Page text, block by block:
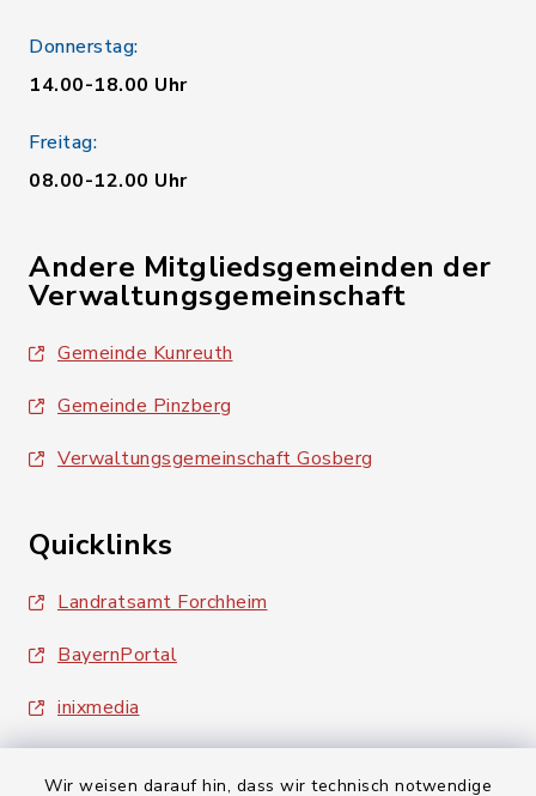
Wir weisen darauf hin, dass wir technisch notwendige
Donnerstag:
14.00-18.00 Uhr
Freitag:
08.00-12.00 Uhr
Andere Mitgliedsgemeinden der
Verwaltungsgemeinschaft
Gemeinde Kunreuth
Gemeinde Pinzberg
Verwaltungsgemeinschaft Gosberg
Quicklinks
Landratsamt Forchheim
BayernPortal
inixmedia